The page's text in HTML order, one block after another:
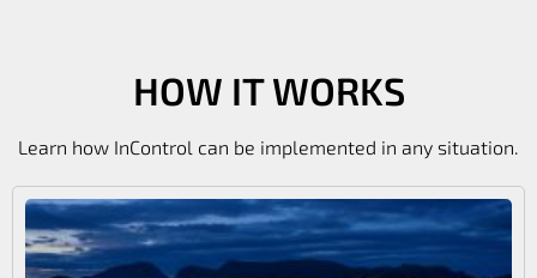
HOW IT WORKS
Learn how InControl can be implemented in any situation.